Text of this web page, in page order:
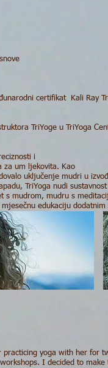
certifikat Kali Ray
TriYoge u TriYoga
i
za um ljekovita. Kao
uključenje mudri u
TriYoga nudi
s mudrom, mudru s
edukaciju dodatnim
u yogi.
yoga with her for
I decided to make